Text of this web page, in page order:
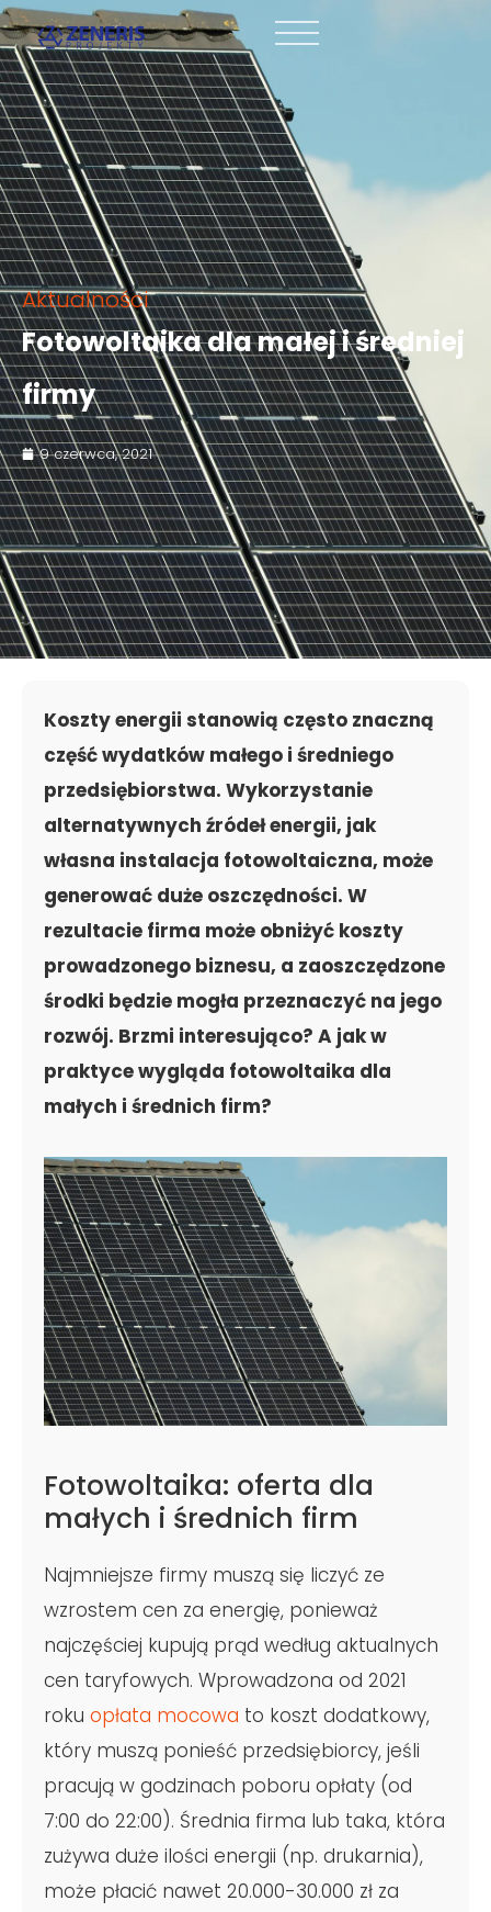
Aktualności
Fotowoltaika dla małej i średniej
firmy
9 czerwca, 2021
Koszty energii stanowią często znaczną
część wydatków małego i średniego
przedsiębiorstwa. Wykorzystanie
alternatywnych źródeł energii, jak
własna instalacja fotowoltaiczna, może
generować duże oszczędności. W
rezultacie firma może obniżyć koszty
prowadzonego biznesu, a zaoszczędzone
środki będzie mogła przeznaczyć na jego
rozwój. Brzmi interesująco? A jak w
praktyce wygląda fotowoltaika dla
małych i średnich firm?
Fotowoltaika: oferta dla
małych i średnich firm
Najmniejsze firmy muszą się liczyć ze
wzrostem cen za energię, ponieważ
najczęściej kupują prąd według aktualnych
cen taryfowych. Wprowadzona od 2021
roku opłata mocowa to koszt dodatkowy,
który muszą ponieść przedsiębiorcy, jeśli
pracują w godzinach poboru opłaty (od
7:00 do 22:00). Średnia firma lub taka, która
zużywa duże ilości energii (np. drukarnia),
może płacić nawet 20.000-30.000 zł za